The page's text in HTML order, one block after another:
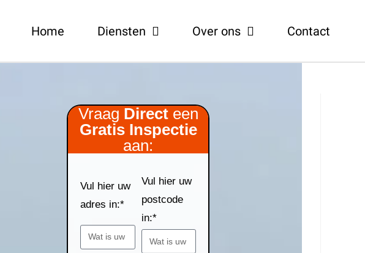
Home Diensten Over ons Contact
Vraag Directeen
Gratis Inspectie
aan:
Vul hier uw
adres in:*
Vul hier uw
postcode
in:*